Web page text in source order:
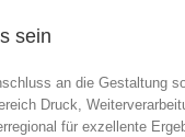
sein
an die Gestaltung
Druck,
für exzellente